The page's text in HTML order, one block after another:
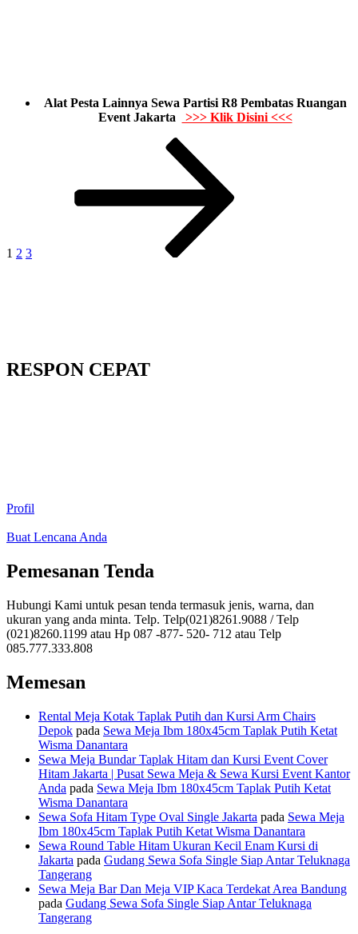
Alat Pesta Lainnya Sewa Partisi R8 Pembatas Ruangan
Event Jakarta
>>> Klik Disini <<<
1 2 3
RESPON CEPAT
Profil
Buat Lencana Anda
Pemesanan Tenda
Hubungi Kami untuk pesan tenda termasuk jenis, warna, dan
ukuran yang anda minta. Telp. Telp(021)8261.9088 / Telp
(021)8260.1199 atau Hp 087 -877- 520- 712 atau Telp
085.777.333.808
Memesan
Rental Meja Kotak Taplak Putih dan Kursi Arm Chairs
Depok pada Sewa Meja Ibm 180x45cm Taplak Putih Ketat
Wisma Danantara
Sewa Meja Bundar Taplak Hitam dan Kursi Event Cover
Hitam Jakarta | Pusat Sewa Meja & Sewa Kursi Event Kantor
Anda pada Sewa Meja Ibm 180x45cm Taplak Putih Ketat
Wisma Danantara
Sewa Sofa Hitam Type Oval Single Jakarta pada Sewa Meja
Ibm 180x45cm Taplak Putih Ketat Wisma Danantara
Sewa Round Table Hitam Ukuran Kecil Enam Kursi di
Jakarta pada Gudang Sewa Sofa Single Siap Antar Teluknaga
Tangerang
Sewa Meja Bar Dan Meja VIP Kaca Terdekat Area Bandung
pada Gudang Sewa Sofa Single Siap Antar Teluknaga
Tangerang